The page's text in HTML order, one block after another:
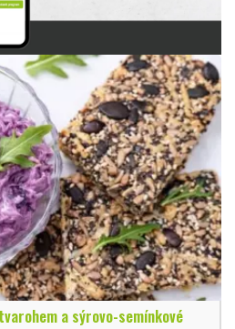
a sýrovo-semínkové